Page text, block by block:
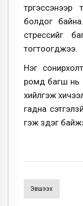
түргэссэнээр
болдог
стрессийг
тогтоогджээ.
Нэг
ромд багш нь
хийлгэж
гадна
гэж үздэг
Эвшээх